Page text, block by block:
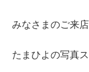
みなさまのご来
たまひよの写真